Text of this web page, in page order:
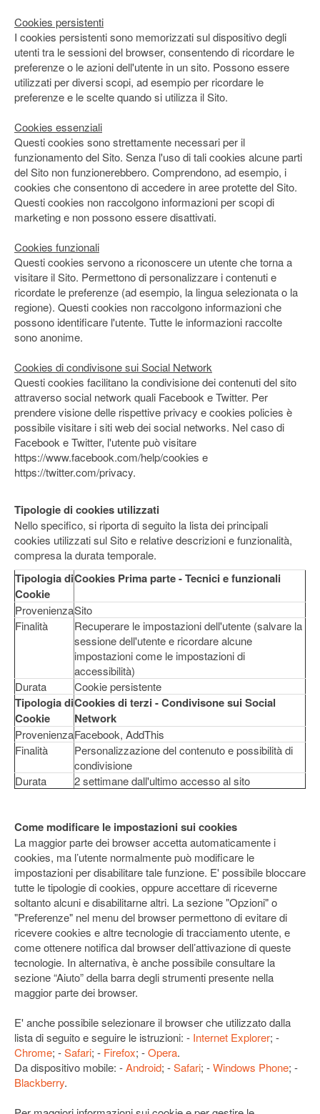
Cookies persistenti
I cookies persistenti sono memorizzati sul dispositivo degli
utenti tra le sessioni del browser, consentendo di ricordare le
preferenze o le azioni dell'utente in un sito. Possono essere
utilizzati per diversi scopi, ad esempio per ricordare le
preferenze e le scelte quando si utilizza il Sito.
Cookies essenziali
Questi cookies sono strettamente necessari per il
funzionamento del Sito. Senza l'uso di tali cookies alcune parti
del Sito non funzionerebbero. Comprendono, ad esempio, i
cookies che consentono di accedere in aree protette del Sito.
Questi cookies non raccolgono informazioni per scopi di
marketing e non possono essere disattivati.
Cookies funzionali
Questi cookies servono a riconoscere un utente che torna a
visitare il Sito. Permettono di personalizzare i contenuti e
ricordate le preferenze (ad esempio, la lingua selezionata o la
regione). Questi cookies non raccolgono informazioni che
possono identificare l'utente. Tutte le informazioni raccolte
sono anonime.
Cookies di condivisone sui Social Network
Questi cookies facilitano la condivisione dei contenuti del sito
attraverso social network quali Facebook e Twitter. Per
prendere visione delle rispettive privacy e cookies policies è
possibile visitare i siti web dei social networks. Nel caso di
Facebook e Twitter, l'utente può visitare
https://www.facebook.com/help/cookies e
https://twitter.com/privacy.
Tipologie di cookies utilizzati
Nello specifico, si riporta di seguito la lista dei principali
cookies utilizzati sul Sito e relative descrizioni e funzionalità,
compresa la durata temporale.
Tipologia di
Cookie
Cookies Prima parte - Tecnici e funzionali
ProvenienzaSito
Finalità
Recuperare le impostazioni dell'utente (salvare la
sessione dell'utente e ricordare alcune
impostazioni come le impostazioni di
accessibilità)
Durata
Cookie persistente
Tipologia di
Cookie
Cookies di terzi - Condivisone sui Social
Network
ProvenienzaFacebook, AddThis
Finalità
Personalizzazione del contenuto e possibilità di
condivisione
Durata
2 settimane dall'ultimo accesso al sito
Come modificare le impostazioni sui cookies
La maggior parte dei browser accetta automaticamente i
cookies, ma l’utente normalmente può modificare le
impostazioni per disabilitare tale funzione. E' possibile bloccare
tutte le tipologie di cookies, oppure accettare di riceverne
soltanto alcuni e disabilitarne altri. La sezione "Opzioni" o
"Preferenze" nel menu del browser permettono di evitare di
ricevere cookies e altre tecnologie di tracciamento utente, e
come ottenere notifica dal browser dell’attivazione di queste
tecnologie. In alternativa, è anche possibile consultare la
sezione “Aiuto” della barra degli strumenti presente nella
maggior parte dei browser.
E' anche possibile selezionare il browser che utilizzato dalla
lista di seguito e seguire le istruzioni: - Internet Explorer; -
Chrome; -Safari; - Firefox; -Opera.
Da dispositivo mobile: -Android; -Safari; -Windows Phone; -
Blackberry.